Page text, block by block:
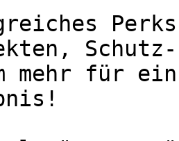
Schutz-
mehr für